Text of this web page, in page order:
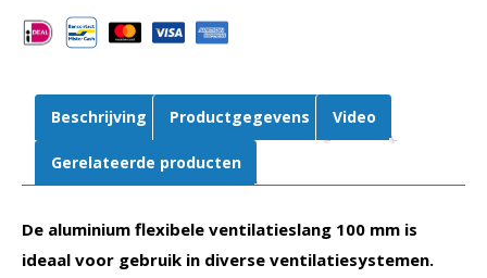
10
meter
Beschrijving Productgegevens Video
Gerelateerde producten
De aluminium flexibele ventilatieslang 100 mm is
ideaal voor gebruik in diverse ventilatiesystemen.